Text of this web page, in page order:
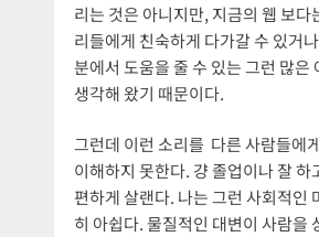
리는 것은 아니지만, 지금의 웹 보다
리들에게 친숙하게 다가갈 수 있거
분에서 도움을 줄 수 있는 그런 많은
생각해 왔기 때문이다.
그런데 이런 소리를 다른 사람들에
이해하지 못한다. 걍 졸업이나 잘 하
편하게 살랜다. 나는 그런 사회적인
히 아쉽다. 물질적인 대변이 사람을